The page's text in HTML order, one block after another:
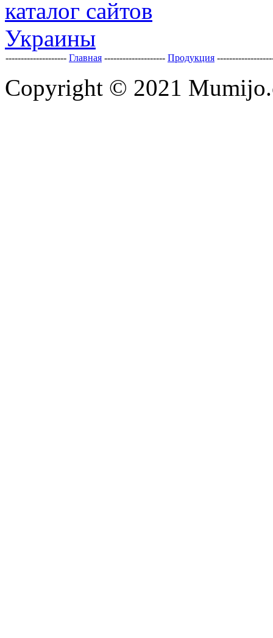
-------------------- Главная -------------------- Продукция
Copyright © 2021